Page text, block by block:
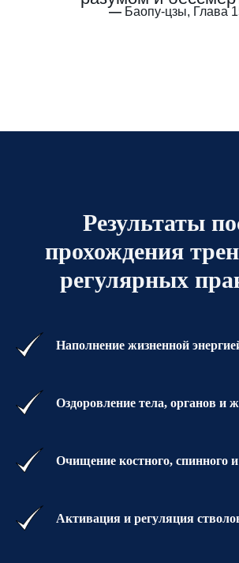
—Баопу-цзы, Глава
Результаты
прохождения
регулярных
Наполнение жизненной
Оздоровление тела, органов и
Очищение костного, спинного и
Активация и регуляция